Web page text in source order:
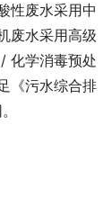
性废水采用中
废水采用高级
化学消毒预处
《污水综合排